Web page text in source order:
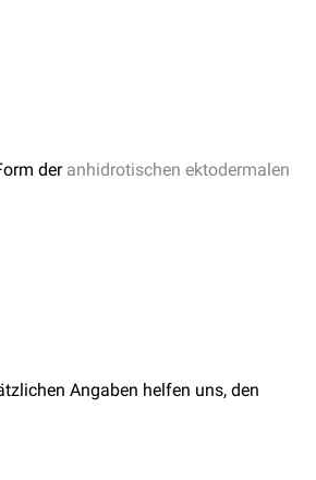
der anhidrotischen ektodermalen
fehlende Zähne (
Angaben helfen uns, den